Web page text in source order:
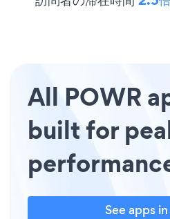
All POWR
built for
See apps